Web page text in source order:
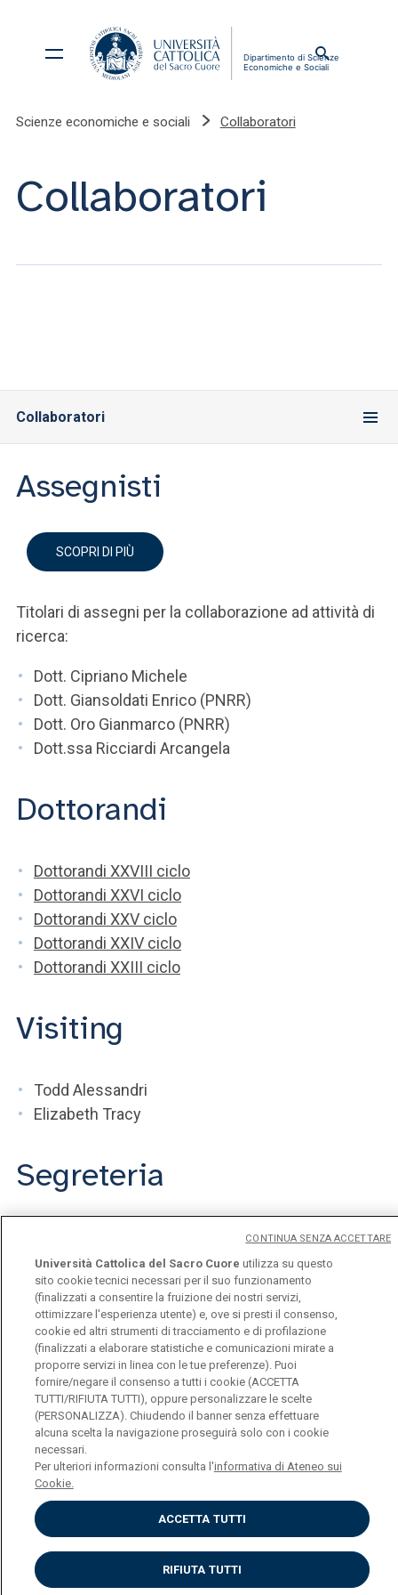
Scienze economiche e sociali Collaboratori
Collaboratori
Collaboratori
Assegnisti
SCOPRI DI PIÙ
Titolari di assegni per la collaborazione ad attività di
ricerca:
Dott. Cipriano Michele
Dott. Giansoldati Enrico (PNRR)
Dott. Oro Gianmarco (PNRR)
Dott.ssa Ricciardi Arcangela
Dottorandi
Dottorandi XXVIII ciclo
Dottorandi XXVI ciclo
Dottorandi XXV ciclo
Dottorandi XXIV ciclo
Dottorandi XXIII ciclo
Visiting
Todd Alessandri
Elizabeth Tracy
Segreteria
Marzia Cappa
@mail:dises-pc@unicatt.it
Telefono: + 39 0523 599333
Università Cattolica del Sacro Cuore
Largo A. Gemelli, 1 - 20123 Milano
Privacy
Cookies
Impostazione dei Cookies
Università Cattolica del Sacro Cuore utilizza su questo
sito cookie tecnici necessari per il suo funzionamento
(finalizzati a consentire la fruizione dei nostri servizi,
ottimizzare l'esperienza utente) e, ove si presti il consenso,
cookie ed altri strumenti di tracciamento e di profilazione
(finalizzati a elaborare statistiche e comunicazioni mirate a
proporre servizi in linea con le tue preferenze). Puoi
fornire/negare il consenso a tutti i cookie (ACCETTA
TUTTI/RIFIUTA TUTTI), oppure personalizzare le scelte
(PERSONALIZZA). Chiudendo il banner senza effettuare
alcuna scelta la navigazione proseguirà solo con i cookie
necessari.
Per ulteriori informazioni consulta l'informativa di Ateneo sui
Cookie.
ACCETTA TUTTI
RIFIUTA TUTTI
CONTINUA SENZA ACCETTARE